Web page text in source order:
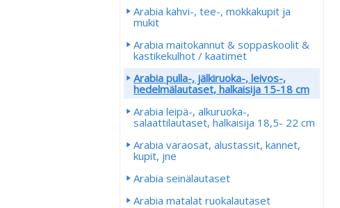
Arabia kahvi-, tee-, mokkakupit ja
mukit
Arabia maitokannut & soppaskoolit &
kastikekulhot / kaatimet
Arabia pulla-, jälkiruoka-, leivos-,
hedelmälautaset, halkaisija 15-18 cm
Arabia leipä-, alkuruoka-,
salaattilautaset, halkaisija 18,5- 22 cm
Arabia varaosat, alustassit, kannet,
kupit, jne
Arabia seinälautaset
Arabia matalat ruokalautaset